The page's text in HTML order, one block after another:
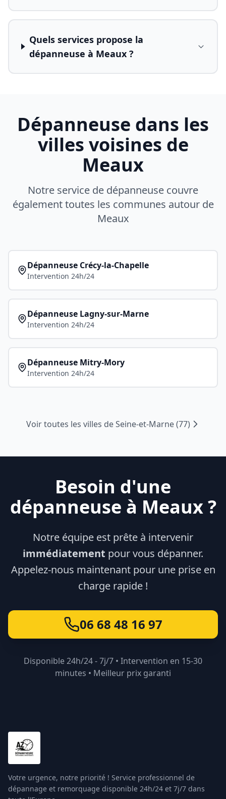
Quels services propose la
dépanneuse à Meaux ?
Dépanneuse dans les
villes voisines de
Meaux
Notre service de dépanneuse couvre
également toutes les communes autour de
Meaux
Dépanneuse Crécy-la-Chapelle
Intervention 24h/24
Dépanneuse Lagny-sur-Marne
Intervention 24h/24
Dépanneuse Mitry-Mory
Intervention 24h/24
Voir toutes les villes deSeine-et-Marne(77)
Besoin d'une
dépanneuse à Meaux?
Notre équipe est prête à intervenir
immédiatement pour vous dépanner.
Appelez-nous maintenant pour une prise en
charge rapide !
06 68 48 16 97
Disponible 24h/24 - 7j/7 • Intervention en 15-30
minutes • Meilleur prix garanti
Votre urgence, notre priorité ! Service professionnel de
dépannage et remorquage disponible 24h/24 et 7j/7 dans